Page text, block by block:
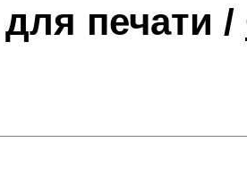
печати /